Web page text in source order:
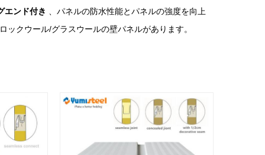
エンド付き 、パネルの防水性能とパネルの強度を向上
クウール/グラスウールの壁パネルがあります。